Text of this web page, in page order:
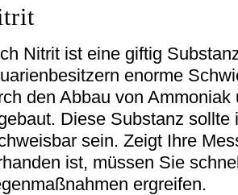
Nitrit ist eine giftig
enorme
den Abbau von
Diese Substanz
sein. Zeigt Ihre
ist, müssen Sie
ergreifen.